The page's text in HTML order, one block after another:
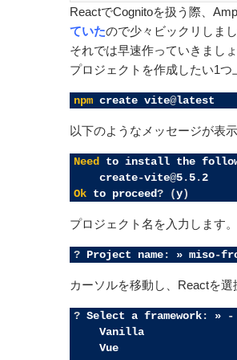
的要因も無視で
ReactでCognitoを扱う際、
ていたので少々ビックリしまし
それでは早速作っていきましょ
プロジェクトを作成したい1
npm create vite@latest
以下のようなメッセージが表
Need to install the
create-vite@5.5.2
Ok to proceed? (y)
プロジェクト名を入力します
? Project name: » miso-
カーソルを移動し、Reactを選
? Select a framework: » -
Vanilla
Vue